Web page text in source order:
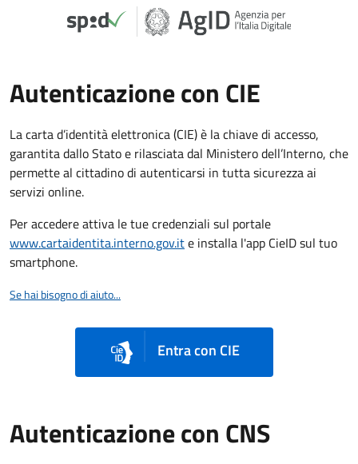
Autenticazione con CIE
La carta d’identità elettronica (CIE) è la chiave di accesso,
garantita dallo Stato e rilasciata dal Ministero dell’Interno, che
permette al cittadino di autenticarsi in tutta sicurezza ai
servizi online.
Per accedere attiva le tue credenziali sul portale
www.cartaidentita.interno.gov.ite installa l'app CieID sul tuo
smartphone.
Se hai bisogno di aiuto...
Entra con CIE
Autenticazione con CNS